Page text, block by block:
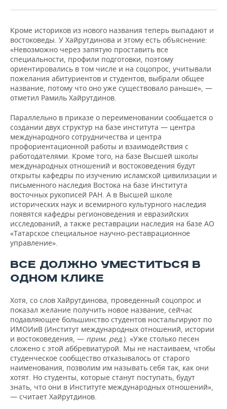
Кроме историков из нового названия теперь выпадают и
востоковеды. У Хайрутдинова и этому есть объяснение:
«Невозможно через запятую проставить все
специальности, профили подготовки, поэтому
ориентировались в том числе и на соцопрос, учитывали
пожелания абитуриентов и студентов, выбрали общее
название, потому что оно уже существовало раньше», —
отметил Рамиль Хайрутдинов.
Параллельно в приказе о переименовании сообщается о
создании двух структур на базе института — центра
международного сотрудничества и центра
профориентационной работы и взаимодействия с
работодателями. Кроме того, на базе Высшей школы
международных отношений и востоковедения будут
открыты кафедры по изучению исламской цивилизации и
письменного наследия Востока на базе Института
восточных рукописей РАН. А в Высшей школе
исторических наук и всемирного культурного наследия
появятся кафедры регионоведения и евразийских
исследований, а также реставрации наследия на базе АО
«Татарское специальное научно-реставрационное
управление».
ВСЕ ДОЛЖНО УМЕСТИТЬСЯ В
ОДНОМ КЛИКЕ
Хотя, со слов Хайрутдинова, проведенный соцопрос и
показал желание получить новое название, сейчас
подавляющее большинство студентов ностальгируют по
ИМОИиВ (Институт международных отношений, истории
и востоковедения, — прим. ред.). «Уже столько песен
сложено с этой аббревиатурой. Мы не настаиваем, чтобы
студенческое сообщество отказывалось от старого
наименования, позволим им называть себя так, как они
хотят. Но студенты, которые станут поступать, будут
знать, что они в Институте международных отношений»,
— считает Хайрутдинов.